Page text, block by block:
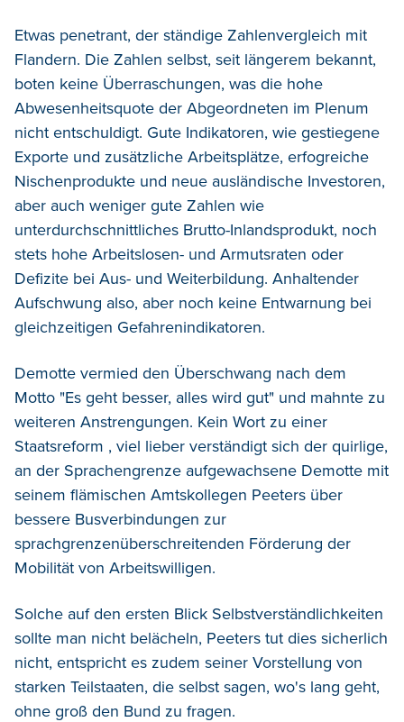
Etwas penetrant, der ständige Zahlenvergleich mit
Flandern. Die Zahlen selbst, seit längerem bekannt,
boten keine Überraschungen, was die hohe
Abwesenheitsquote der Abgeordneten im Plenum
nicht entschuldigt. Gute Indikatoren, wie gestiegene
Exporte und zusätzliche Arbeitsplätze, erfogreiche
Nischenprodukte und neue ausländische Investoren,
aber auch weniger gute Zahlen wie
unterdurchschnittliches Brutto-Inlandsprodukt, noch
stets hohe Arbeitslosen- und Armutsraten oder
Defizite bei Aus- und Weiterbildung. Anhaltender
Aufschwung also, aber noch keine Entwarnung bei
gleichzeitigen Gefahrenindikatoren.
Demotte vermied den Überschwang nach dem
Motto "Es geht besser, alles wird gut" und mahnte zu
weiteren Anstrengungen. Kein Wort zu einer
Staatsreform , viel lieber verständigt sich der quirlige,
an der Sprachengrenze aufgewachsene Demotte mit
seinem flämischen Amtskollegen Peeters über
bessere Busverbindungen zur
sprachgrenzenüberschreitenden Förderung der
Mobilität von Arbeitswilligen.
Solche auf den ersten Blick Selbstverständlichkeiten
sollte man nicht belächeln, Peeters tut dies sicherlich
nicht, entspricht es zudem seiner Vorstellung von
starken Teilstaaten, die selbst sagen, wo's lang geht,
ohne groß den Bund zu fragen.